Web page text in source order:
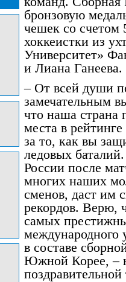
бронзовую
чешек со счетом
хоккеистки из
Университет»
и Лиана Ганеева.
– От всей души
замечательным
что наша страна
места в
за то, как вы
ледовых
России после
многих наших
сменов, даст им
рекордов. Верю,
самых
международного
в составе
Южной Корее, –